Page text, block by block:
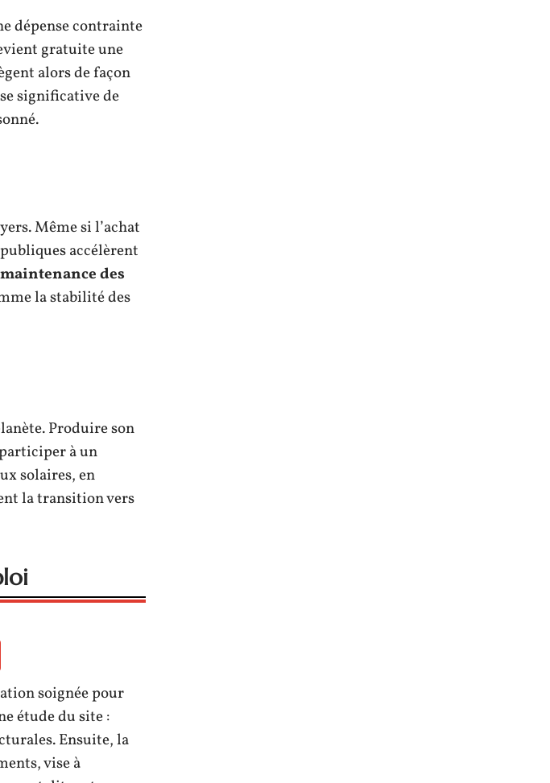
dépense contrainte
gratuite une
alors de façon
significative de
Même si l’achat
accélèrent
des
la stabilité des
Produire son
à un
solaires, en
la transition vers
soignée pour
étude du site :
Ensuite, la
vise à